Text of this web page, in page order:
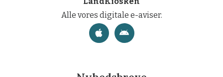
Alle vores digitale e-aviser.